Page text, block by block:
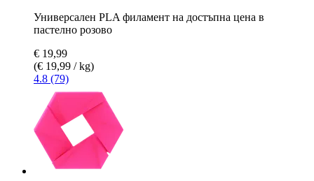
Универсален PLA филамент на достъпна цена в
пастелно розово
€ 19,99
(€ 19,99 / kg)
4.8 (79)